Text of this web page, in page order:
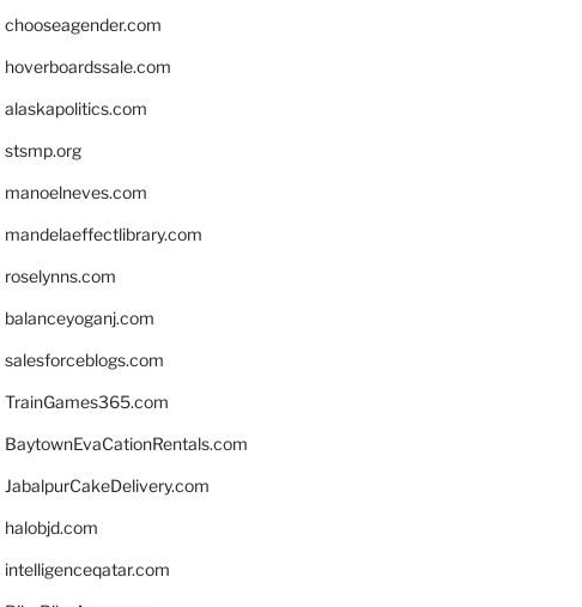
chooseagender.com
hoverboardssale.com
alaskapolitics.com
stsmp.org
manoelneves.com
mandelaeffectlibrary.com
roselynns.com
balanceyoganj.com
salesforceblogs.com
TrainGames365.com
BaytownEvaCationRentals.com
JabalpurCakeDelivery.com
halobjd.com
intelligenceqatar.com